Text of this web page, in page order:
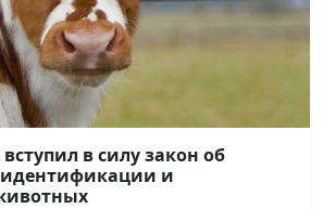
в силу закон об
идентификации и